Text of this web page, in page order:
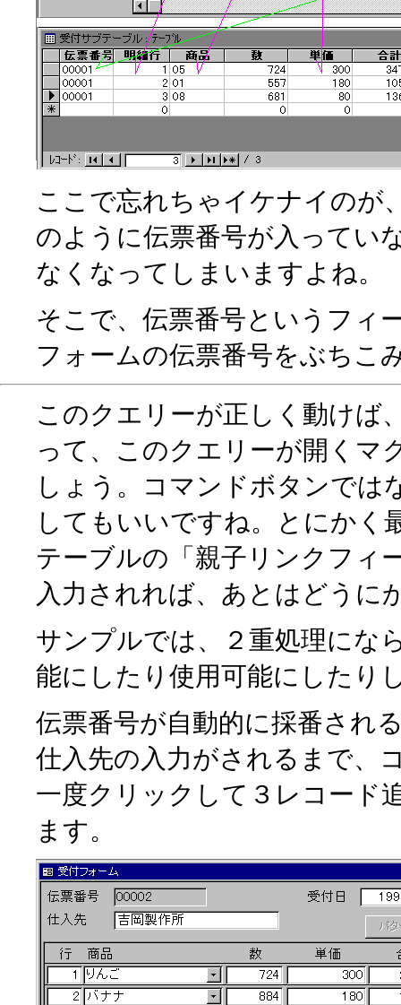
ここで忘れちゃイケナイのが
のように伝票番号が入ってい
なくなってしまいますよね。
そこで、伝票番号というフィ
フォームの伝票番号をぶちこ
このクエリーが正しく動けば
って、このクエリーが開くマ
しょう。コマンドボタンでは
してもいいですね。とにかく
テーブルの「親子リンクフィ
入力されれば、あとはどうに
サンプルでは、２重処理にな
能にしたり使用可能にしたり
伝票番号が自動的に採番され
仕入先の入力がされるまで、
一度クリックして３レコード
ます。